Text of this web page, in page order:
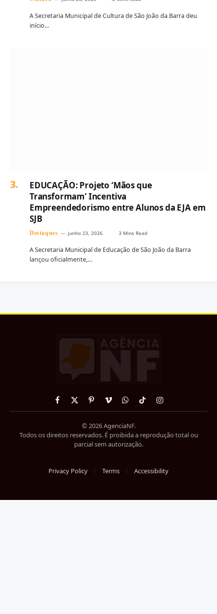
A Secretaria Municipal de Cultura de São João da Barra deu
início…
EDUCAÇÃO: Projeto ‘Mãos que
Transformam’ Incentiva
Empreendedorismo entre Alunos da EJA em
SJB
Destaques junho 23, 2026 3 Mins Read
A Secretaria Municipal de Educação de São João da Barra
lançou oficialmente,…
Facebook
X
(Twitter)
PinterestVimeoWhatsApp
TikTokInstagram
© 2026 AgenciaNF.
Todos os direitos reservados. É proibida a reprodução total ou
parcial sem autorização.
Privacy Policy Terms Accessibility